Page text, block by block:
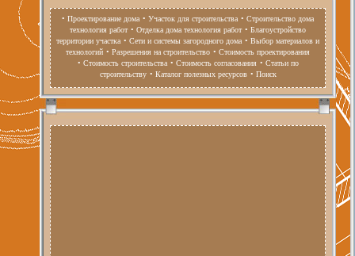
• Проектирование дома • Участок для строительства • Строительство дома
технология работ • Отделка дома технология работ • Благоустройство
территории участка • Сети и системы загородного дома • Выбор материалов и
технологий • Разрешения на строительство • Стоимость проектирования
• Стоимость строительства • Стоимость согласования • Статьи по
строительству • Каталог полезных ресурсов • Поиск